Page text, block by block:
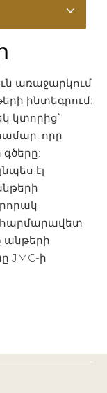
առաջարկում
ինտեգրում:
կտորից՝
որը
էլ
հարմարավետ
անթերի
JMC-ի